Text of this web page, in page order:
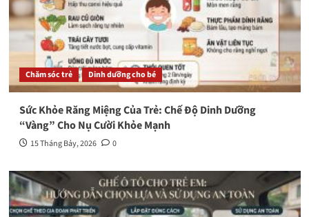
Chăm sóc trẻ Dinh dưỡng cho bé
Sức Khỏe Răng Miệng Của Trẻ: Chế Độ Dinh Dưỡng
“Vàng” Cho Nụ Cười Khỏe Mạnh
15 Tháng Bảy, 2026 0